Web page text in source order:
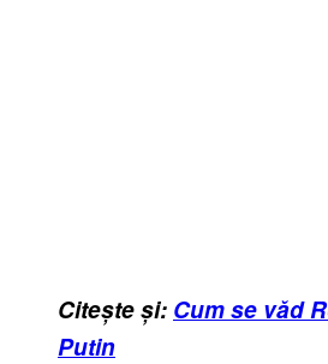
Citește și: Cum se văd
Putin